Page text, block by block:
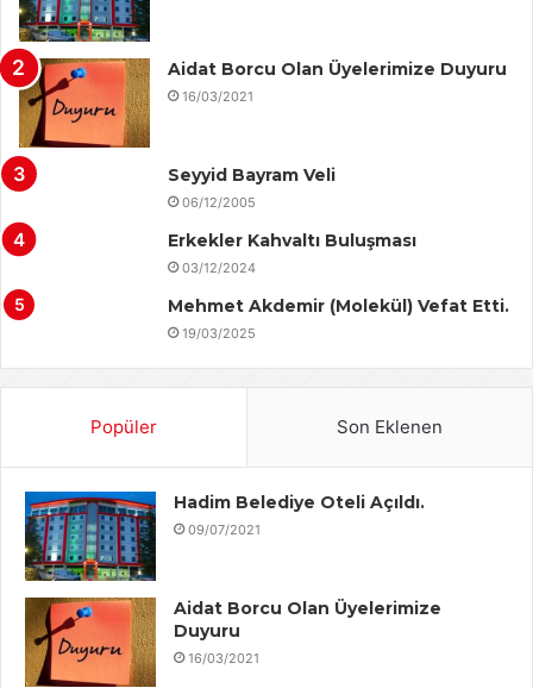
Aidat Borcu Olan Üyelerimize Duyuru
16/03/2021
Seyyid Bayram Veli
06/12/2005
Erkekler Kahvaltı Buluşması
03/12/2024
Mehmet Akdemir (Molekül) Vefat Etti.
19/03/2025
Popüler Son Eklenen
Hadim Belediye Oteli Açıldı.
09/07/2021
Aidat Borcu Olan Üyelerimize
Duyuru
16/03/2021